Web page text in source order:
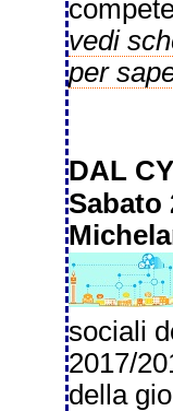
vedi
per
DAL
Sabato
sociali
2017/
della